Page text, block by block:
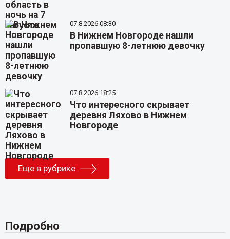
07.8.2026 08:30
В Нижнем Новгороде нашли
пропавшую 8-летнюю девочку
07.8.2026 18:25
Что интересного скрывает
деревня Ляхово в Нижнем
Новгороде
Еще в рубрике
Подробно